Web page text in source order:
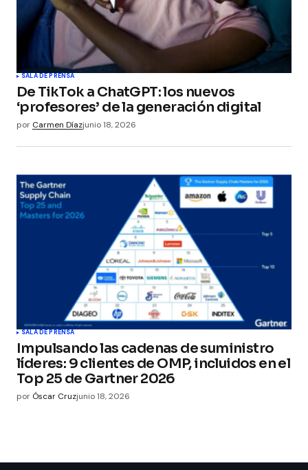
SALA DE PRENSA
De TikTok a ChatGPT: los nuevos
‘profesores’ de la generación digital
por Carmen Díazjunio 18, 2026
SALA DE PRENSA
Impulsando las cadenas de suministro
líderes: 9 clientes de OMP, incluidos en el
Top 25 de Gartner 2026
por Óscar Cruzjunio 18, 2026